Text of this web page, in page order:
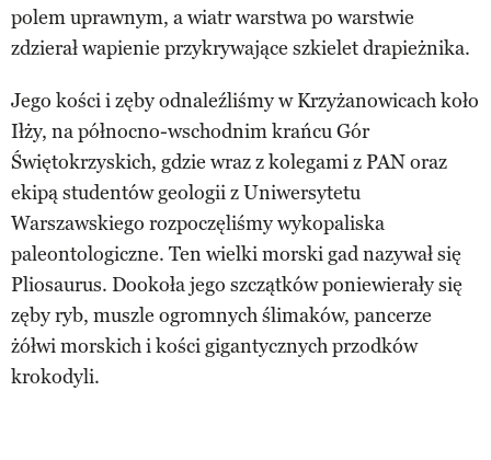
polem uprawnym, a wiatr warstwa po warstwie
zdzierał wapienie przykrywające szkielet drapieżnika.
Jego kości i zęby odnaleźliśmy w Krzyżanowicach koło
Iłży, na północno-wschodnim krańcu Gór
Świętokrzyskich, gdzie wraz z kolegami z PAN oraz
ekipą studentów geologii z Uniwersytetu
Warszawskiego rozpoczęliśmy wykopaliska
paleontologiczne. Ten wielki morski gad nazywał się
Pliosaurus. Dookoła jego szczątków poniewierały się
zęby ryb, muszle ogromnych ślimaków, pancerze
żółwi morskich i kości gigantycznych przodków
krokodyli.